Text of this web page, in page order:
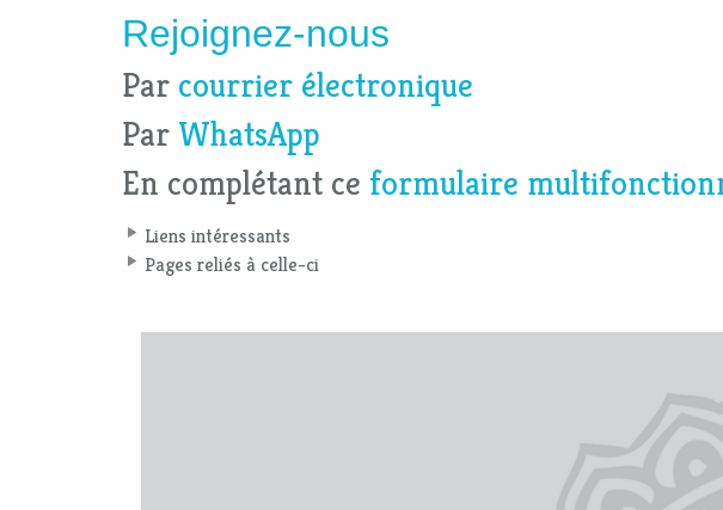
Rejoignez-nous
Par courrier électronique
Par WhatsApp
En complétant ce formulaire
Liens intéressants
Pages reliés à celle-ci